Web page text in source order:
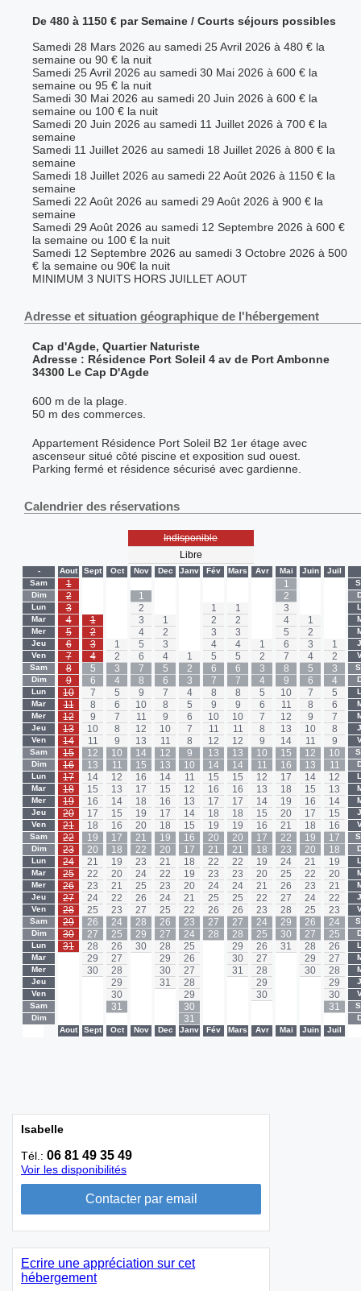
De 480 à 1150 € par Semaine / Courts séjours possibles
Samedi 28 Mars 2026 au samedi 25 Avril 2026 à 480 € la
semaine ou 90 € la nuit
Samedi 25 Avril 2026 au samedi 30 Mai 2026 à 600 € la
semaine ou 95 € la nuit
Samedi 30 Mai 2026 au samedi 20 Juin 2026 à 600 € la
semaine ou 100 € la nuit
Samedi 20 Juin 2026 au samedi 11 Juillet 2026 à 700 € la
semaine
Samedi 11 Juillet 2026 au samedi 18 Juillet 2026 à 800 € la
semaine
Samedi 18 Juillet 2026 au samedi 22 Août 2026 à 1150 € la
semaine
Samedi 22 Août 2026 au samedi 29 Août 2026 à 900 € la
semaine
Samedi 29 Août 2026 au samedi 12 Septembre 2026 à 600 €
la semaine ou 100 € la nuit
Samedi 12 Septembre 2026 au samedi 3 Octobre 2026 à 500
€ la semaine ou 90€ la nuit
MINIMUM 3 NUITS HORS JUILLET AOUT
Adresse et situation géographique de l'hébergement
Cap d'Agde, Quartier Naturiste
Adresse : Résidence Port Soleil 4 av de Port Ambonne
34300 Le Cap D'Agde
600 m de la plage.
50 m des commerces.
Appartement Résidence Port Soleil B2 1er étage avec
ascenseur situé côté piscine et exposition sud ouest.
Parking fermé et résidence sécurisé avec gardienne.
Calendrier des réservations
Indisponible
Libre
-
Sam
Dim
Lun
Mar
Mer
Jeu
Ven
Sam
Dim
Lun
Mar
Mer
Jeu
Ven
Sam
Dim
Lun
Mar
Mer
Jeu
Ven
Sam
Dim
Lun
Mar
Mer
Jeu
Ven
Sam
Dim
Lun
Mar
Mer
Jeu
Ven
Sam
Dim
Aout
1
2
3
4
5
6
7
8
9
10
11
12
13
14
15
16
17
18
19
20
21
22
23
24
25
26
27
28
29
30
31
Aout
Sept
1
2
3
4
5
6
7
8
9
10
11
12
13
14
15
16
17
18
19
20
21
22
23
24
25
26
27
28
29
30
Sept
Oct
1
2
3
4
5
6
7
8
9
10
11
12
13
14
15
16
17
18
19
20
21
22
23
24
25
26
27
28
29
30
31
Oct
Nov
1
2
3
4
5
6
7
8
9
10
11
12
13
14
15
16
17
18
19
20
21
22
23
24
25
26
27
28
29
30
Nov
Dec
1
2
3
4
5
6
7
8
9
10
11
12
13
14
15
16
17
18
19
20
21
22
23
24
25
26
27
28
29
30
31
Dec
Janv
1
2
3
4
5
6
7
8
9
10
11
12
13
14
15
16
17
18
19
20
21
22
23
24
25
26
27
28
29
30
31
Janv
Fév
1
2
3
4
5
6
7
8
9
10
11
12
13
14
15
16
17
18
19
20
21
22
23
24
25
26
27
28
Fév
Mars
1
2
3
4
5
6
7
8
9
10
11
12
13
14
15
16
17
18
19
20
21
22
23
24
25
26
27
28
29
30
31
Mars
Avr
1
2
3
4
5
6
7
8
9
10
11
12
13
14
15
16
17
18
19
20
21
22
23
24
25
26
27
28
29
30
Avr
Mai
1
2
3
4
5
6
7
8
9
10
11
12
13
14
15
16
17
18
19
20
21
22
23
24
25
26
27
28
29
30
31
Mai
Juin
1
2
3
4
5
6
7
8
9
10
11
12
13
14
15
16
17
18
19
20
21
22
23
24
25
26
27
28
29
30
Juin
Juil
1
2
3
4
5
6
7
8
9
10
11
12
13
14
15
16
17
18
19
20
21
22
23
24
25
26
27
28
29
30
31
Juil
Isabelle
Tél.: 06 81 49 35 49
Voir les disponibilités
Ecrire une appréciation sur cet
hébergement